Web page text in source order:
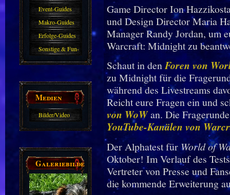
Event-Guides
Makro-Guides
Erfolge-Guides
Sonstige & Fun-
Guides
Medien
Bilder/Video
Galeriebilder
Game Director Ion
und Design Director Maria
Manager Randy Jordan, um
Warcraft: Midnight zu
Schaut in denForen von
zu Midnight für die
während des Livestreams
Reicht eure Fragen ein und
von WoWan. Die
YouTube-Kanälen von
Der Alphatest fürWorld of
Oktober! Im Verlauf des
Vertreter von Presse und
die kommende Erweiterung